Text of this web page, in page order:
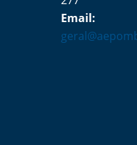
Email: